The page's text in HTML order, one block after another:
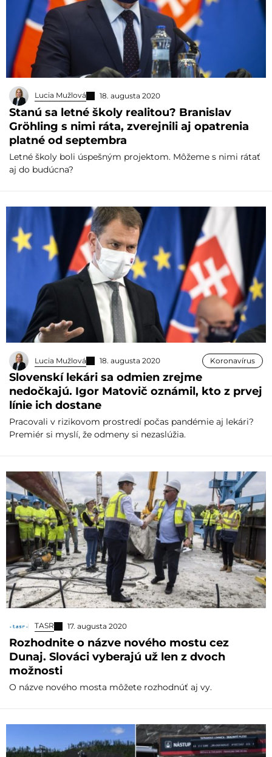
Lucia Mužlová 18. augusta 2020
Stanú sa letné školy realitou? Branislav
Gröhling s nimi ráta, zverejnili aj opatrenia
platné od septembra
Letné školy boli úspešným projektom. Môžeme s nimi rátať
aj do budúcna?
Lucia Mužlová 18. augusta 2020 Koronavírus
Slovenskí lekári sa odmien zrejme
nedočkajú. Igor Matovič oznámil, kto z prvej
línie ich dostane
Pracovali v rizikovom prostredí počas pandémie aj lekári?
Premiér si myslí, že odmeny si nezaslúžia.
TASR 17. augusta 2020
Rozhodnite o názve nového mostu cez
Dunaj. Slováci vyberajú už len z dvoch
možnosti
O názve nového mosta môžete rozhodnúť aj vy.